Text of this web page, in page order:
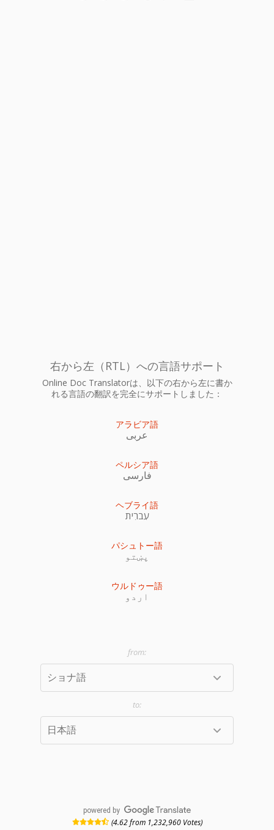
右から左（RTL）への言語サポート
Online Doc Translatorは、以下の右から左に書か
れる言語の翻訳を完全にサポートしました：
アラビア語
عربى
ペルシア語
فارسی
ヘブライ語
עִברִית
パシュトー語
پښتو
ウルドゥー語
اردو
powered by
(4.62 from 1,232,960 Votes)